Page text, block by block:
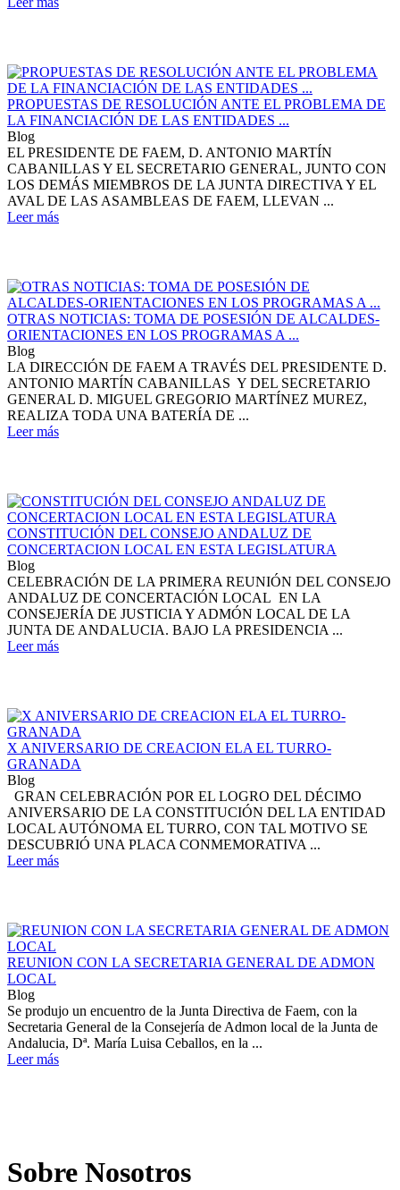
PROPUESTAS DE RESOLUCIÓN ANTE EL PROBLEMA DE
LA FINANCIACIÓN DE LAS ENTIDADES ...
Blog
EL PRESIDENTE DE FAEM, D. ANTONIO MARTÍN
CABANILLAS Y EL SECRETARIO GENERAL, JUNTO CON
LOS DEMÁS MIEMBROS DE LA JUNTA DIRECTIVA Y EL
AVAL DE LAS ASAMBLEAS DE FAEM, LLEVAN ...
Leer más
OTRAS NOTICIAS: TOMA DE POSESIÓN DE ALCALDES-
ORIENTACIONES EN LOS PROGRAMAS A ...
Blog
LA DIRECCIÓN DE FAEM A TRAVÉS DEL PRESIDENTE D.
ANTONIO MARTÍN CABANILLAS Y DEL SECRETARIO
GENERAL D. MIGUEL GREGORIO MARTÍNEZ MUREZ,
REALIZA TODA UNA BATERÍA DE ...
Leer más
CONSTITUCIÓN DEL CONSEJO ANDALUZ DE
CONCERTACION LOCAL EN ESTA LEGISLATURA
Blog
CELEBRACIÓN DE LA PRIMERA REUNIÓN DEL CONSEJO
ANDALUZ DE CONCERTACIÓN LOCAL EN LA
CONSEJERÍA DE JUSTICIA Y ADMÓN LOCAL DE LA
JUNTA DE ANDALUCIA. BAJO LA PRESIDENCIA ...
Leer más
X ANIVERSARIO DE CREACION ELA EL TURRO-
GRANADA
Blog
GRAN CELEBRACIÓN POR EL LOGRO DEL DÉCIMO
ANIVERSARIO DE LA CONSTITUCIÓN DEL LA ENTIDAD
LOCAL AUTÓNOMA EL TURRO, CON TAL MOTIVO SE
DESCUBRIÓ UNA PLACA CONMEMORATIVA ...
Leer más
REUNION CON LA SECRETARIA GENERAL DE ADMON
LOCAL
Blog
Se produjo un encuentro de la Junta Directiva de Faem, con la
Secretaria General de la Consejería de Admon local de la Junta de
Andalucia, Dª. María Luisa Ceballos, en la ...
Leer más
Sobre Nosotros